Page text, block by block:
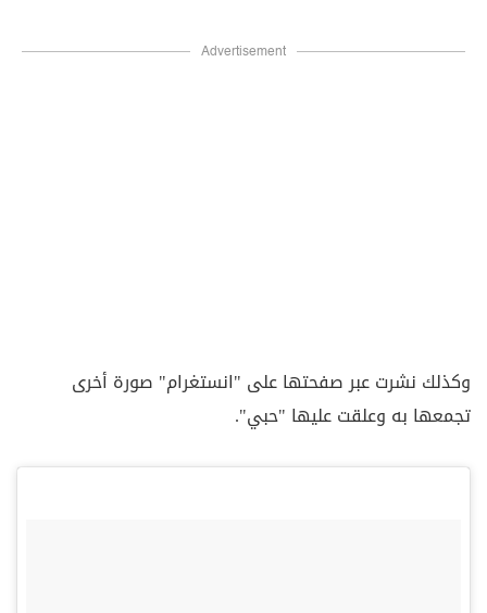
Advertisement
وكذلك نشرت عبر صفحتها على "انستغرام" صورة أخرى
تجمعها به وعلقت عليها "حبي".